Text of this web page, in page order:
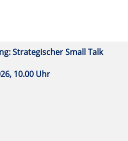
Strategischer Small Talk
10.00 Uhr